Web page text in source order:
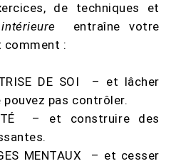
de techniques et
entraîne votre
comment :
DE SOI – et lâcher
pouvez pas contrôler.
– et construire des
MENTAUX – et cesser